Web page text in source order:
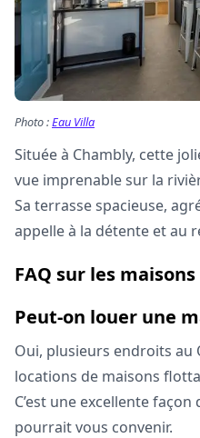
Photo :Eau Villa
Située à Chambly, cette
vue imprenable sur la
Sa terrasse spacieuse,
appelle à la détente et au
FAQ sur les
Peut-on louer une
Oui, plusieurs endroits au
locations de maisons
C’est une excellente
pourrait vous convenir.